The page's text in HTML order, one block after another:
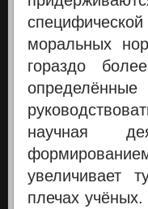
моральных
гораздо
научная
увеличивает
плечах учёных.